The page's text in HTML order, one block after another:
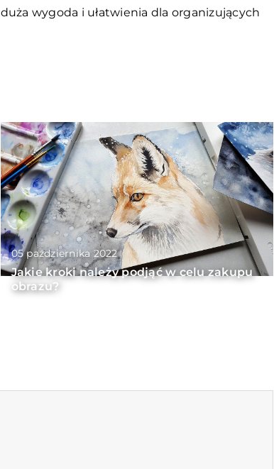
wygoda i ułatwienia dla organizujących
05 października 2022
Jakie kroki należy podjąć w celu zakupu
obrazu?